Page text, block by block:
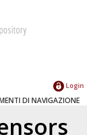
Login
DI NAVIGAZIONE